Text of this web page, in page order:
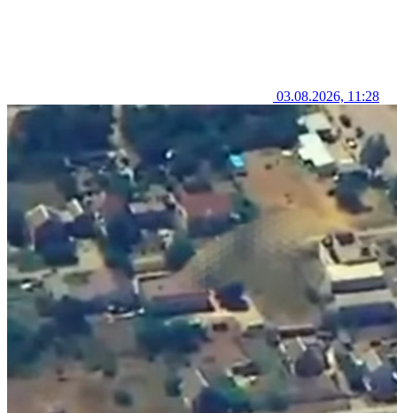
03.08.2026, 11:28